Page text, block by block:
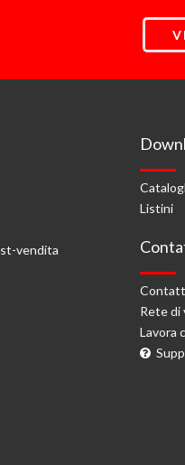
vendita
Listini
Rete di
Lavora